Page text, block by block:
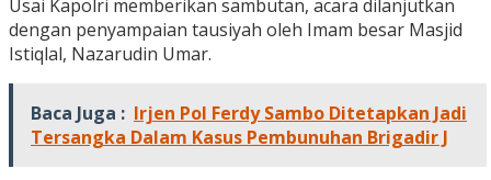
Usai Kapolri memberikan sambutan, acara dilanjutkan
dengan penyampaian tausiyah oleh Imam besar Masjid
Istiqlal, Nazarudin Umar.
Baca Juga : Irjen Pol Ferdy Sambo Ditetapkan Jadi
Tersangka Dalam Kasus Pembunuhan Brigadir J